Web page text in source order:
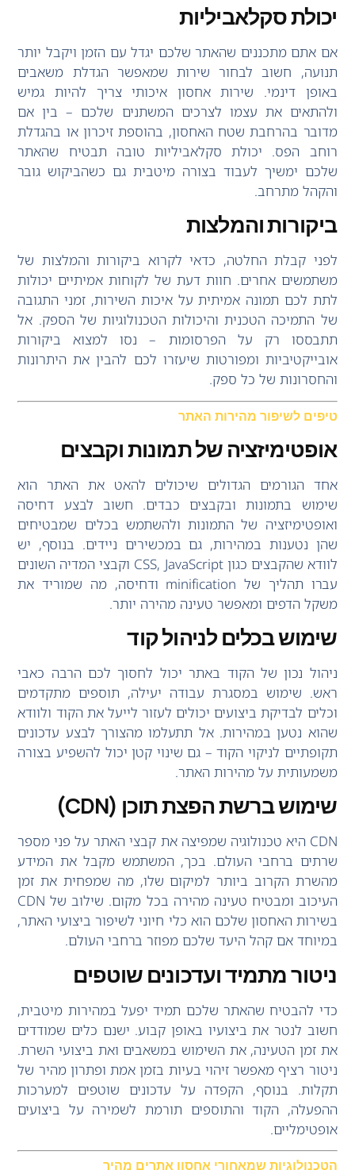
יכולת סקלאביליות
אם אתם מתכננים שהאתר שלכם יגדל עם הזמן ויקבל יותר
תנועה, חשוב לבחור שירות שמאפשר הגדלת משאבים
באופן דינמי. שירות אחסון איכותי צריך להיות גמיש
ולהתאים את עצמו לצרכים המשתנים שלכם – בין אם
מדובר בהרחבת שטח האחסון, בהוספת זיכרון או בהגדלת
רוחב הפס. יכולת סקלאביליות טובה תבטיח שהאתר
שלכם ימשיך לעבוד בצורה מיטבית גם כשהביקוש גובר
והקהל מתרחב.
ביקורות והמלצות
לפני קבלת החלטה, כדאי לקרוא ביקורות והמלצות של
משתמשים אחרים. חוות דעת של לקוחות אמיתיים יכולות
לתת לכם תמונה אמיתית על איכות השירות, זמני התגובה
של התמיכה הטכנית והיכולות הטכנולוגיות של הספק. אל
תתבססו רק על הפרסומות – נסו למצוא ביקורות
אובייקטיביות ומפורטות שיעזרו לכם להבין את היתרונות
והחסרונות של כל ספק.
טיפים לשיפור מהירות האתר
אופטימיזציה של תמונות וקבצים
אחד הגורמים הגדולים שיכולים להאט את האתר הוא
שימוש בתמונות ובקבצים כבדים. חשוב לבצע דחיסה
ואופטימיזציה של התמונות ולהשתמש בכלים שמבטיחים
שהן נטענות במהירות, גם במכשירים ניידים. בנוסף, יש
לוודא שהקבצים כגון CSS, JavaScript וקבצי המדיה השונים
עברו תהליך של minification ודחיסה, מה שמוריד את
משקל הדפים ומאפשר טעינה מהירה יותר.
שימוש בכלים לניהול קוד
ניהול נכון של הקוד באתר יכול לחסוך לכם הרבה כאבי
ראש. שימוש במסגרת עבודה יעילה, תוספים מתקדמים
וכלים לבדיקת ביצועים יכולים לעזור לייעל את הקוד ולוודא
שהוא נטען במהירות. אל תתעלמו מהצורך לבצע עדכונים
תקופתיים לניקוי הקוד – גם שינוי קטן יכול להשפיע בצורה
משמעותית על מהירות האתר.
שימוש ברשת הפצת תוכן (CDN)
CDN היא טכנולוגיה שמפיצה את קבצי האתר על פני מספר
שרתים ברחבי העולם. בכך, המשתמש מקבל את המידע
מהשרת הקרוב ביותר למיקום שלו, מה שמפחית את זמן
העיכוב ומבטיח טעינה מהירה בכל מקום. שילוב של CDN
בשירות האחסון שלכם הוא כלי חיוני לשיפור ביצועי האתר,
במיוחד אם קהל היעד שלכם מפוזר ברחבי העולם.
ניטור מתמיד ועדכונים שוטפים
כדי להבטיח שהאתר שלכם תמיד יפעל במהירות מיטבית,
חשוב לנטר את ביצועיו באופן קבוע. ישנם כלים שמודדים
את זמן הטעינה, את השימוש במשאבים ואת ביצועי השרת.
ניטור רציף מאפשר זיהוי בעיות בזמן אמת ופתרון מהיר של
תקלות. בנוסף, הקפדה על עדכונים שוטפים למערכות
ההפעלה, הקוד והתוספים תורמת לשמירה על ביצועים
אופטימליים.
הטכנולוגיות שמאחורי אחסון אתרים מהיר